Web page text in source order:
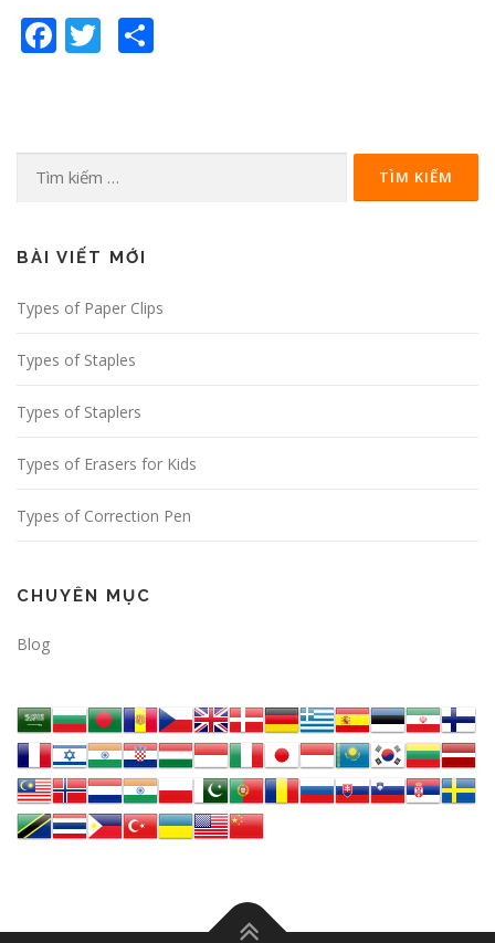
Facebook
Twitter
Tìm
BÀI VIẾT MỚI
Types of Paper Clips
Types of Staples
Types of Staplers
Types of Erasers for Kids
Types of Correction Pen
CHUYÊN MỤC
Blog